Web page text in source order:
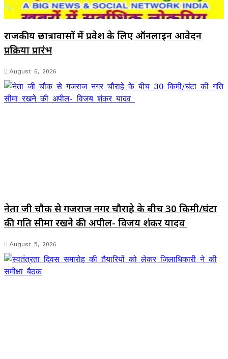
राजकीय छात्रावासों में प्रवेश के लिए ऑनलाइन आवेदन
प्रक्रिया प्रारंभ
August 6, 2026
नेता जी चौक से गजराज नगर चौराहे के बीच 30 किमी/घंटा
की गति सीमा रखने की अपील- विजय शंकर यादव
August 5, 2026